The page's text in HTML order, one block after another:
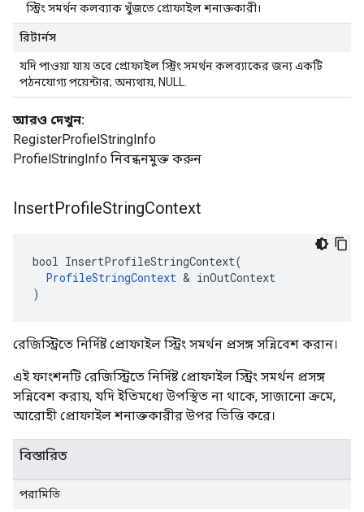
স্ট্রিং সমর্থন কলব্যাক খুঁজতে প্রোফাইল শনাক্তকারী।
রিটার্নস
যদি পাওয়া যায় তবে প্রোফাইল স্ট্রিং সমর্থন কলব্যাকের জন্য একটি
পঠনযোগ্য পয়েন্টার; অন্যথায়, NULL.
আরও দেখুন:
RegisterProfielStringInfo
ProfielStringInfo নিবন্ধনমুক্ত করুন
InsertProfileStringContext
bool InsertProfileStringContext(
ProfileStringContext & inOutContext
)
রেজিস্ট্রিতে নির্দিষ্ট প্রোফাইল স্ট্রিং সমর্থন প্রসঙ্গ সন্নিবেশ করান।
এই ফাংশনটি রেজিস্ট্রিতে নির্দিষ্ট প্রোফাইল স্ট্রিং সমর্থন প্রসঙ্গ
সন্নিবেশ করায়, যদি ইতিমধ্যে উপস্থিত না থাকে, সাজানো ক্রমে,
আরোহী প্রোফাইল শনাক্তকারীর উপর ভিত্তি করে।
বিস্তারিত
পরামিতি